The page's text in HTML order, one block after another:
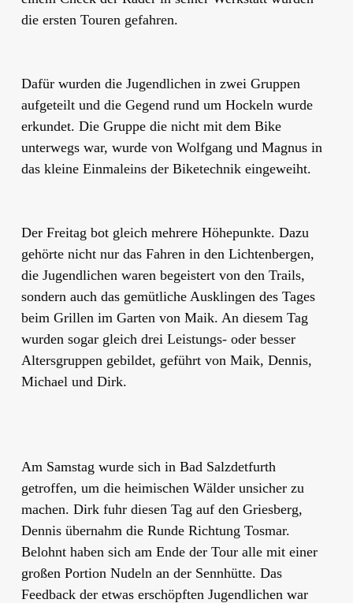
die ersten Touren gefahren.
Dafür wurden die Jugendlichen in zwei Gruppen
aufgeteilt und die Gegend rund um Hockeln wurde
erkundet. Die Gruppe die nicht mit dem Bike
unterwegs war, wurde von Wolfgang und Magnus in
das kleine Einmaleins der Biketechnik eingeweiht.
Der Freitag bot gleich mehrere Höhepunkte. Dazu
gehörte nicht nur das Fahren in den Lichtenbergen,
die Jugendlichen waren begeistert von den Trails,
sondern auch das gemütliche Ausklingen des Tages
beim Grillen im Garten von Maik. An diesem Tag
wurden sogar gleich drei Leistungs- oder besser
Altersgruppen gebildet, geführt von Maik, Dennis,
Michael und Dirk.
Am Samstag wurde sich in Bad Salzdetfurth
getroffen, um die heimischen Wälder unsicher zu
machen. Dirk fuhr diesen Tag auf den Griesberg,
Dennis übernahm die Runde Richtung Tosmar.
Belohnt haben sich am Ende der Tour alle mit einer
großen Portion Nudeln an der Sennhütte. Das
Feedback der etwas erschöpften Jugendlichen war